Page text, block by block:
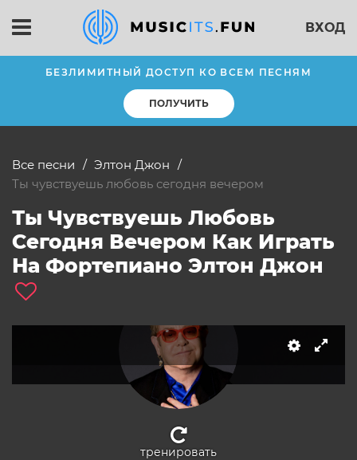
ВХОД
БЕЗЛИМИТНЫЙ ДОСТУП КО ВСЕМ ПЕСНЯМ
ПОЛУЧИТЬ
Все песни
Элтон Джон
ты чувствуешь любовь сегодня вечером
Ты Чувствуешь Любовь
Сегодня Вечером Как Играть
На Фортепиано Элтон Джон
слушать
тренировать